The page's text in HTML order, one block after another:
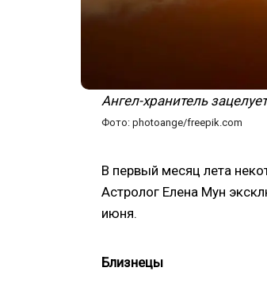
Ангел-хранитель
Фото: photoange/freepik.com
В первый месяц лета
Астролог Елена Мун
июня.
Близнецы